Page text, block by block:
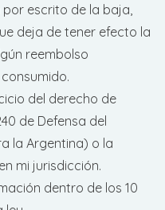
escrito de la baja,
deja de tener efecto la
reembolso
del derecho de
de Defensa del
la Argentina) o la
mi jurisdicción.
dentro de los 10